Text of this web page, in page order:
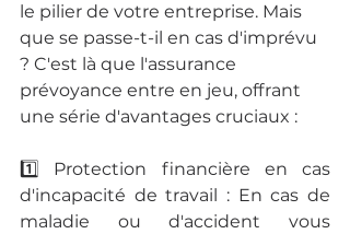
le pilier de votre entreprise. Mais
que se passe-t-il en cas d'imprévu
? C'est là que l'assurance
prévoyance entre en jeu, offrant
une série d'avantages cruciaux :
1️⃣ Protection financière en cas
d'incapacité de travail : En cas de
maladie ou d'accident vous